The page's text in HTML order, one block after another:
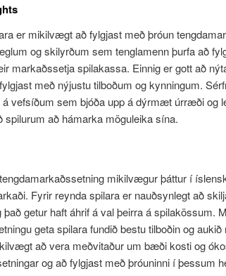
er mikilvægt að fylgjast með þróun
og skilyrðum sem tenglamenn þurfa að
markaðssetja spilakassa. Einnig er gott að
með nýjustu tilboðum og kynningum.
vefsíðum sem bjóða upp á dýrmæt úrræði og
spilurum að hámarka möguleika sína.
mikilvægur þáttur í
Fyrir reynda spilara er nauðsynlegt að
getur haft áhrif á val þeirra á spilakössum.
geta spilara fundið bestu tilboðin og
að vera meðvitaður um bæði kosti og
og að fylgjast með þróuninni í þessum